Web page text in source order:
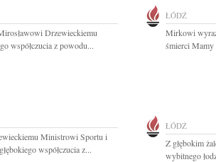
Drzewieckiemu
współczucia z powodu...
ŁÓDŹ
Mirkowi
śmierci Mamy
Ministrowi Sportu i
współczucia z...
ŁÓDŹ
Z głębokim
wybitnego